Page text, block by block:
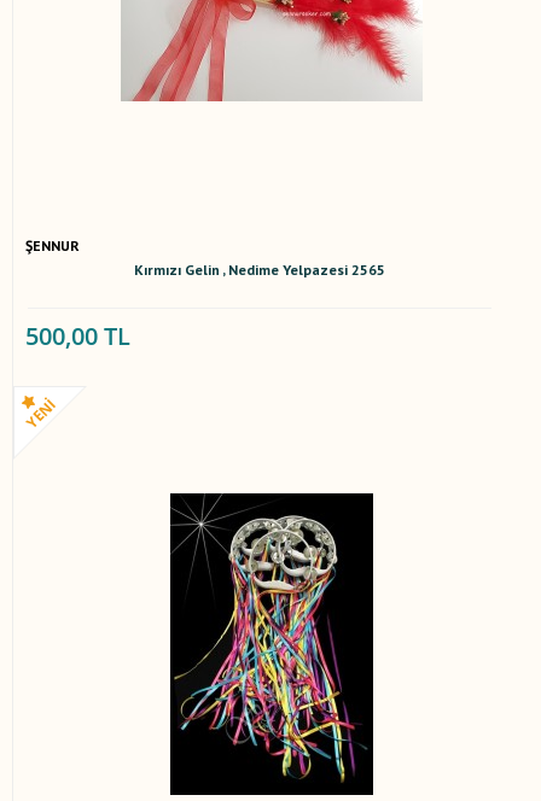
ŞENNUR
Kırmızı Gelin , Nedime Yelpazesi 2565
500,00 TL